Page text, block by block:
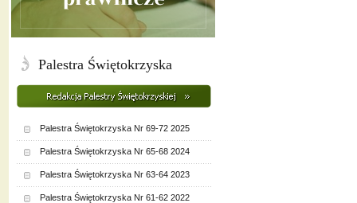
Palestra Świętokrzyska
Palestra Świętokrzyska Nr 69-72 2025
Palestra Świętokrzyska Nr 65-68 2024
Palestra Świętokrzyska Nr 63-64 2023
Palestra Świętokrzyska Nr 61-62 2022